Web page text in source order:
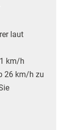
laut
km/h
26 km/h zu